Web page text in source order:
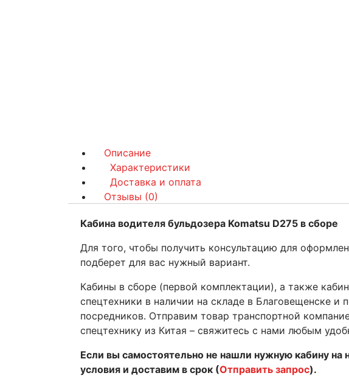
Описание
Характеристики
Доставка и оплата
Отзывы (0)
Кабина водителя бульдозера Komatsu D275 в сборе
Для того, чтобы получить консультацию для
подберет для вас нужный вариант.
Кабины в сборе (первой комплектации), а также
спецтехники в наличии на складе в Благовещенске
посредников. Отправим товар транспортной
спецтехнику из Китая – свяжитесь с нами любым
Если вы самостоятельно не нашли нужную кабину
условия и доставим в срок (Отправить запрос).